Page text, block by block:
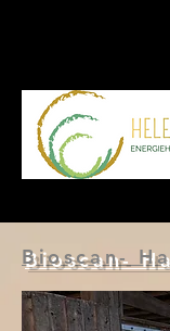
Bioscan-